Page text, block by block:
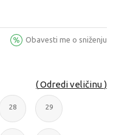
Obavesti me o sniženju
Odredi veličinu
28
28
29
29